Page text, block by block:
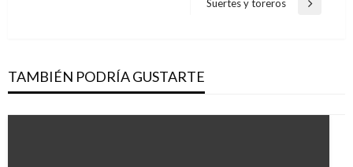
Entrada
Suertes y toreros
TAMBIÉN PODRÍA GUSTARTE